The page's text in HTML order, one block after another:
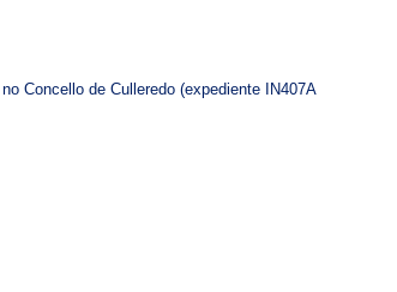
Concello de Culleredo (expediente IN407A